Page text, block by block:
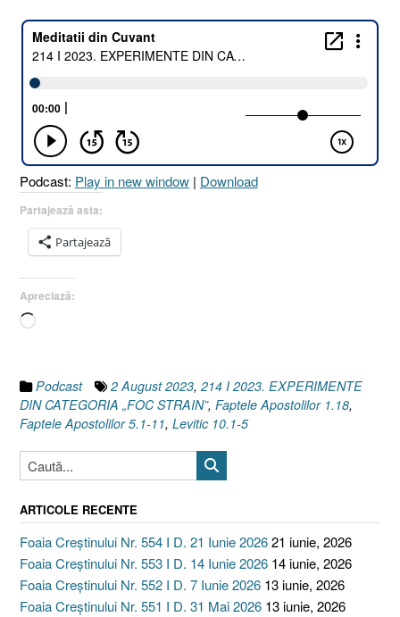
2023.
EXPERIMENTE
DIN
STRĂIN”
[Faptele
Apostolilor
1.18
Podcast: Play in new window | Download
Partajează asta:
Partajează
Apreciază:
Încarc...
Podcast 2 August 2023, 214 I 2023. EXPERIMENTE
DIN CATEGORIA „FOC STRAIN”, Faptele Apostolilor 1.18,
Faptele Apostolilor 5.1-11, Levitic 10.1-5
ARTICOLE RECENTE
Foaia Creștinului Nr. 554 I D. 21 Iunie 202621 iunie, 2026
Foaia Creștinului Nr. 553 I D. 14 Iunie 2026 14 iunie, 2026
Foaia Creștinului Nr. 552 I D. 7 Iunie 2026 13 iunie, 2026
Foaia Creștinului Nr. 551 I D. 31 Mai 2026 13 iunie, 2026